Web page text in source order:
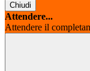
Chiudi
Attendere...
Attendere il